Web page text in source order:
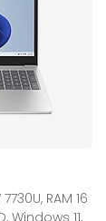
RAM 16